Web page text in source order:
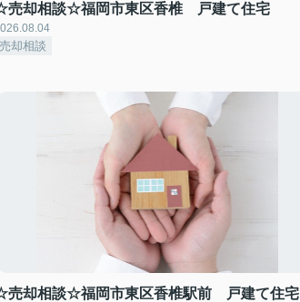
売却相談☆福岡市東区香椎 戸建て住宅
売却相談
却相談☆福岡市東区香椎駅前 戸建て住宅